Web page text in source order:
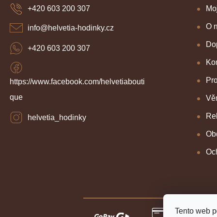
Tento web
info@helvetia-hodinky.cz
+420 603 200 307
https://www.facebook.com/helvetiabouti
que
helvetia_hodinky
+420 603 200 307
O